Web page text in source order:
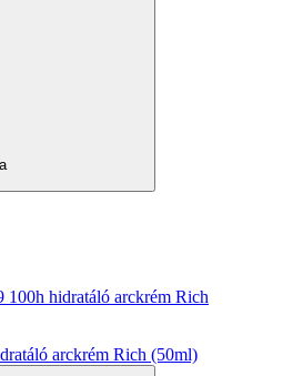
arckrém Rich (50ml)